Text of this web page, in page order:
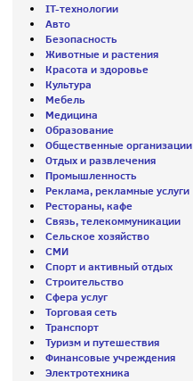
IT-технологии
Авто
Безопасность
Животные и растения
Красота и здоровье
Культура
Мебель
Медицина
Образование
Общественные организации
Отдых и развлечения
Промышленность
Реклама, рекламные услуги
Рестораны, кафе
Связь, телекоммуникации
Сельское хозяйство
СМИ
Спорт и активный отдых
Строительство
Сфера услуг
Торговая сеть
Транспорт
Туризм и путешествия
Финансовые учреждения
Электротехника